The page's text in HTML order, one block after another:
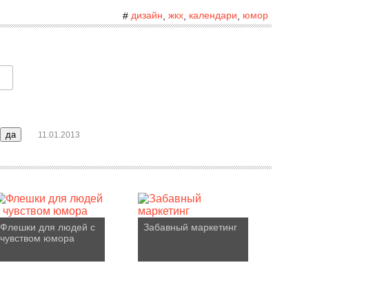
# дизайн жкх календари юмор
11.01.2013
Флешки для людей с
чувством юмора
Забавный маркетинг